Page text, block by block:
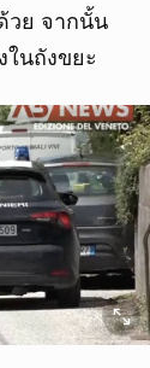
วย จากนั้น
ในถังขยะ